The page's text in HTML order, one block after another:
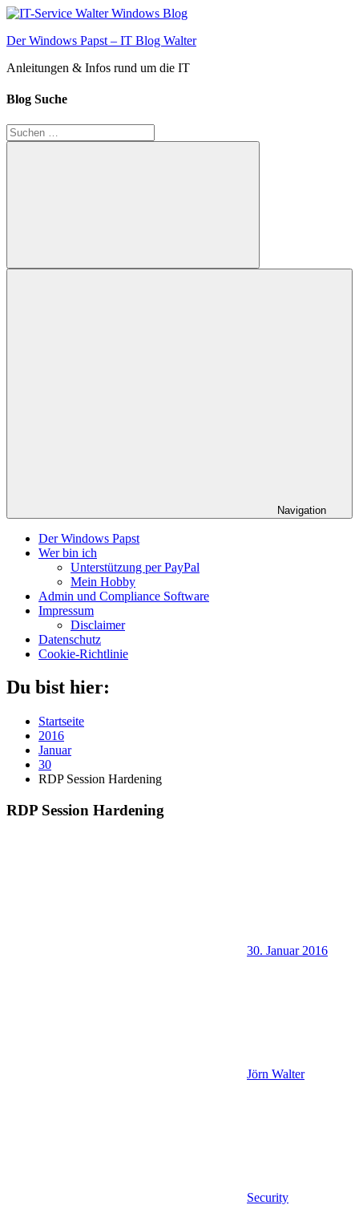
Zum
springen
Der Windows Papst – IT Blog Walter
Anleitungen & Infos rund um die IT
Blog Suche
Suchen
nach:
Suchen
Navigation
Der Windows Papst
Wer bin ich
Unterstützung per PayPal
Mein Hobby
Admin und Compliance Software
Impressum
Disclaimer
Datenschutz
Cookie-Richtlinie
Du bist hier:
Startseite
2016
Januar
30
RDP Session Hardening
RDP Session Hardening
30. Januar 2016
Jörn Walter
Security